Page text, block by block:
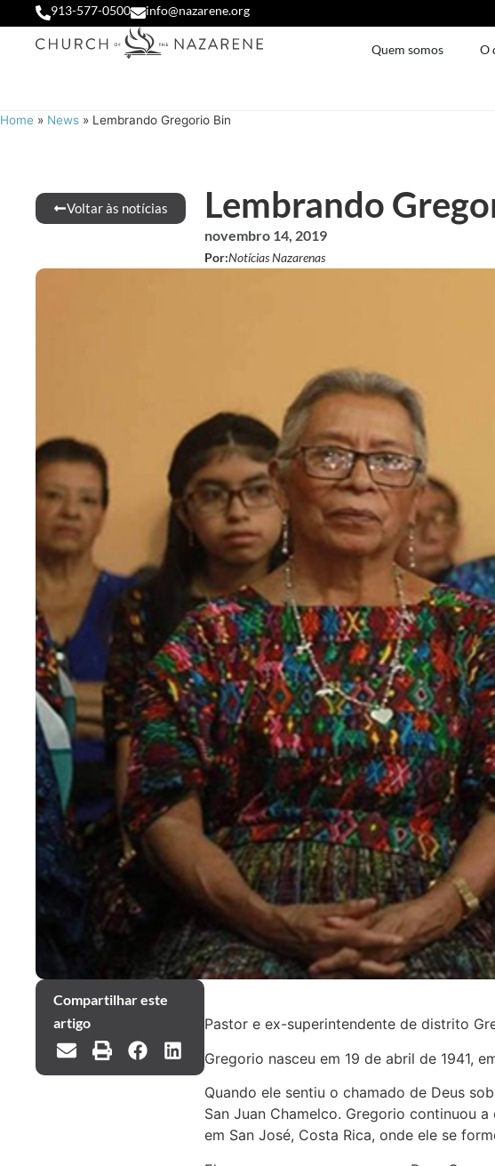
913-577-0500 info@nazarene.org
Quem somos O
Home » News » Lembrando Gregorio Bin
Voltar às notícias Lembrando
novembro 14, 2019
Por:Notícias Nazarenas
Compartilhar este
artigo
Pastor e ex-superintendente de distrito
Gregorio nasceu em 19 de abril de 1941,
Quando ele sentiu o chamado de Deus
San Juan Chamelco. Gregorio continuou
em San José, Costa Rica, onde ele se